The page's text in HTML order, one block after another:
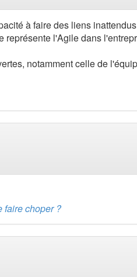
à faire des liens
représente l'Agile dans
notamment celle de
faire choper ?